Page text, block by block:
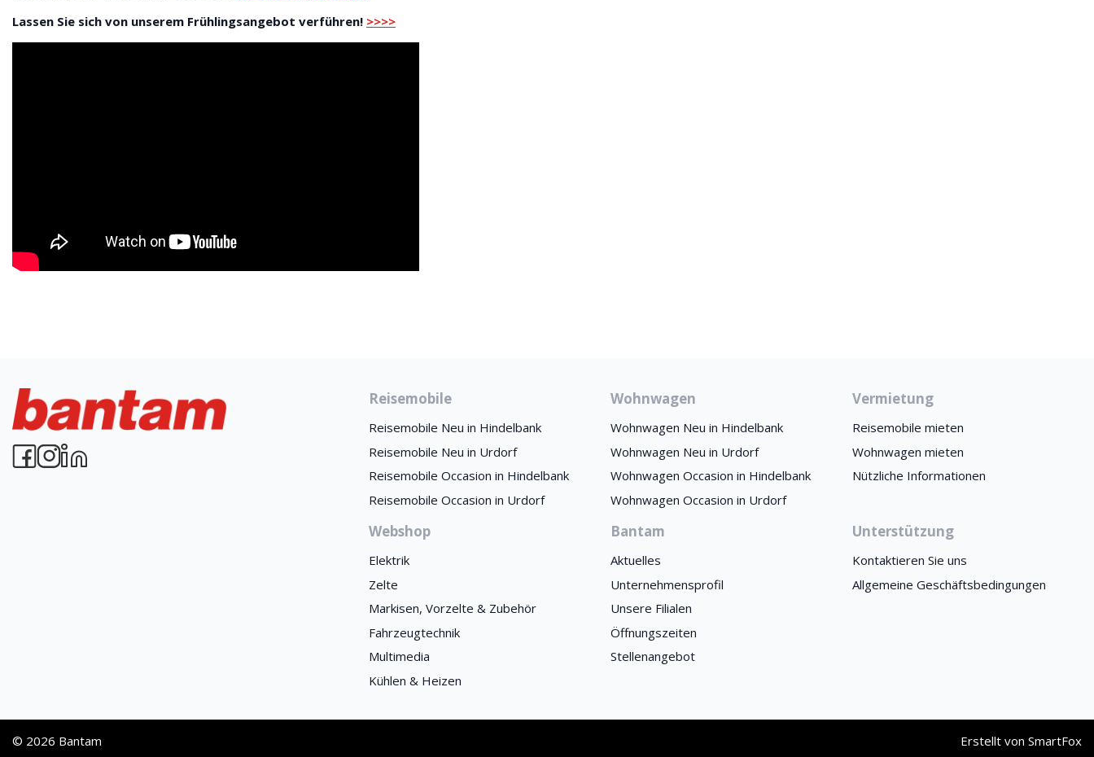
Lassen Sie sich von unserem Frühlingsangebot verführen! >>>>
Reisemobile
Reisemobile Neu in Hindelbank
Reisemobile Neu in Urdorf
Reisemobile Occasion in Hindelbank
Reisemobile Occasion in Urdorf
Wohnwagen
Wohnwagen Neu in Hindelbank
Wohnwagen Neu in Urdorf
Wohnwagen Occasion in Hindelbank
Wohnwagen Occasion in Urdorf
Vermietung
Reisemobile mieten
Wohnwagen mieten
Nützliche Informationen
Webshop
Elektrik
Zelte
Markisen, Vorzelte & Zubehör
Fahrzeugtechnik
Multimedia
Kühlen & Heizen
Bantam
Aktuelles
Unternehmensprofil
Unsere Filialen
Öffnungszeiten
Stellenangebot
Unterstützung
Kontaktieren Sie uns
Allgemeine Geschäftsbedingungen
© 2026 Bantam Erstellt von SmartFox